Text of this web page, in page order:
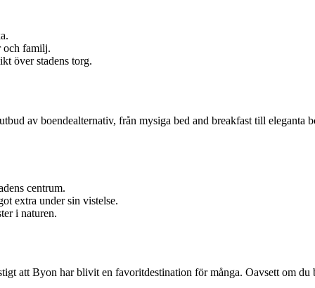
och familj.
över stadens torg.
av boendealternativ, från mysiga bed and breakfast till eleganta
centrum.
extra under sin vistelse.
i naturen.
att Byon har blivit en favoritdestination för många. Oavsett om du